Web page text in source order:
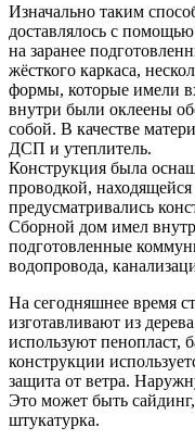
Изначально таким
доставлялось с
на заранее
жёсткого каркаса,
формы, которые имели
внутри были оклеены
собой. В качестве
ДСП и утеплитель.
Конструкция была
проводкой,
предусматривались
Сборной дом имел
подготовленные
водопровода,
На сегодняшнее время
изготавливают из
используют пенопласт,
конструкции
защита от ветра.
Это может быть
штукатурка.